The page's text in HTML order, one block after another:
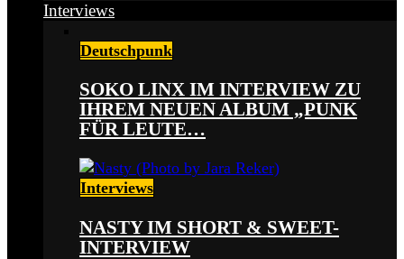
Interviews
Deutschpunk
SOKO LINX IM INTERVIEW ZU
IHREM NEUEN ALBUM „PUNK
FÜR LEUTE…
Interviews
NASTY IM SHORT & SWEET-
INTERVIEW